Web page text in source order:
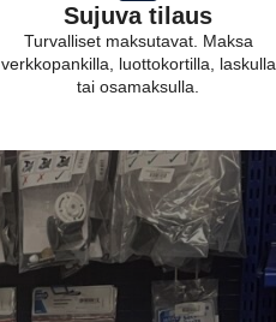
Sujuva tilaus
Turvalliset maksutavat. Maksa
verkkopankilla, luottokortilla, laskulla
tai osamaksulla.